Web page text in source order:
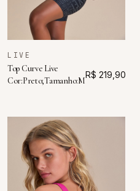
LIVE
Top Curve Live
Cor:Preto;Tamanho:M
R$ 219,90